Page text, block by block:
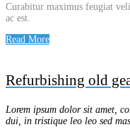
Curabitur maximus feugiat
ac est.
Read More
Refurbishing old
Lorem ipsum dolor sit amet,
dui, in tristique leo leo sed